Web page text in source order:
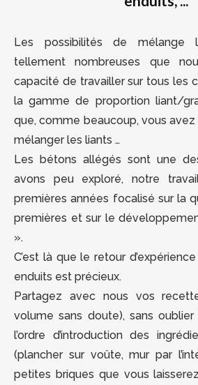
Les possibilités de mélange
tellement nombreuses que
capacité de travailler sur tous les
la gamme de proportion liant/
que, comme beaucoup, vous
mélanger les liants …
Les bétons allégés sont une
avons peu exploré, notre
premières années focalisé sur la
premières et sur le
».
C’est là que le retour
enduits est précieux.
Partagez avec nous vos
volume sans doute), sans
l’ordre d’introduction des
(plancher sur voûte, mur par
petites briques que vous